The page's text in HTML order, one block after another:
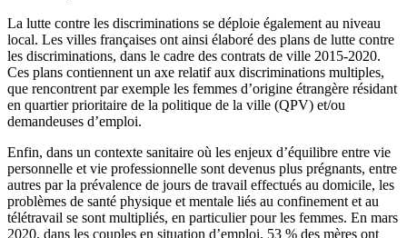
La lutte contre les discriminations se déploie également au niveau
local. Les villes françaises ont ainsi élaboré des plans de lutte contre
les discriminations, dans le cadre des contrats de ville 2015-2020.
Ces plans contiennent un axe relatif aux discriminations multiples,
que rencontrent par exemple les femmes d’origine étrangère résidant
en quartier prioritaire de la politique de la ville (QPV) et/ou
demandeuses d’emploi.
Enfin, dans un contexte sanitaire où les enjeux d’équilibre entre vie
personnelle et vie professionnelle sont devenus plus prégnants, entre
autres par la prévalence de jours de travail effectués au domicile, les
problèmes de santé physique et mentale liés au confinement et au
télétravail se sont multipliés, en particulier pour les femmes. En mars
2020, dans les couples en situation d’emploi, 53 % des mères ont